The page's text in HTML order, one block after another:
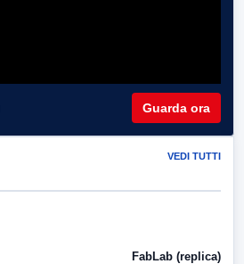
Guarda ora
VEDI TUTTI
FabLab (replica)